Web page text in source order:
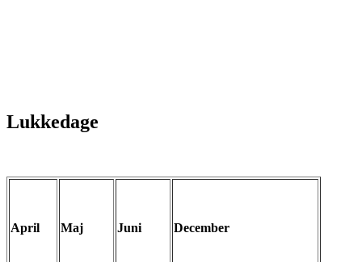
Lukkedage
April Maj Juni December